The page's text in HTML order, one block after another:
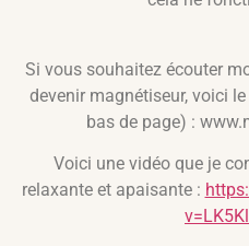
Si vous souhaitez écouter
devenir magnétiseur, voici
bas de page) :
Voici une vidéo que je
relaxante et apaisante :